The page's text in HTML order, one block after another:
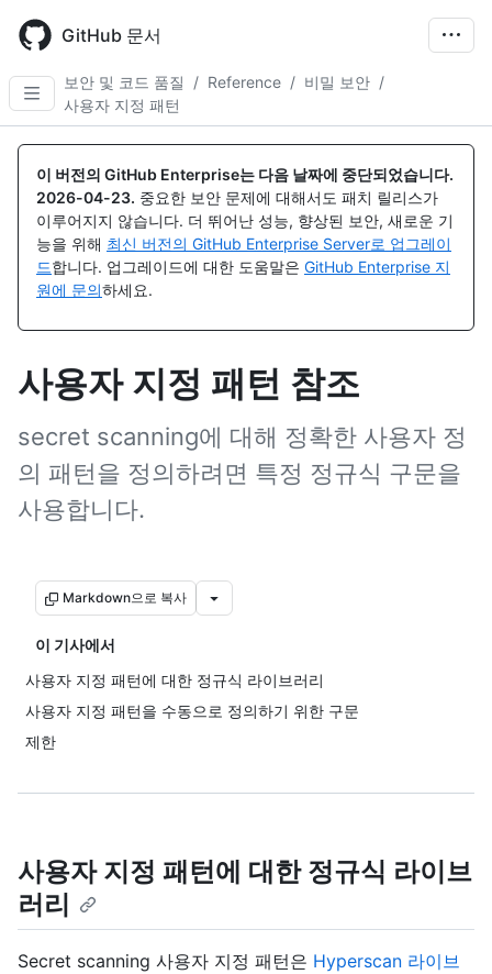
main
content
GitHub 문서
보안 및 코드 품질 / Reference / 비밀 보안 /
사용자 지정 패턴
이 버전의 GitHub Enterprise는 다음 날짜에 중단되었습니다.
2026-04-23. 중요한 보안 문제에 대해서도 패치 릴리스가
이루어지지 않습니다. 더 뛰어난 성능, 향상된 보안, 새로운 기
능을 위해 최신 버전의 GitHub Enterprise Server로 업그레이
드합니다. 업그레이드에 대한 도움말은 GitHub Enterprise 지
원에 문의하세요.
사용자 지정 패턴 참조
secret scanning에 대해 정확한 사용자 정
의 패턴을 정의하려면 특정 정규식 구문을
사용합니다.
Markdown으로 복사
이 기사에서
사용자 지정 패턴에 대한 정규식 라이브러리
사용자 지정 패턴을 수동으로 정의하기 위한 구문
제한
사용자 지정 패턴에 대한 정규식 라이브
러리
Secret scanning 사용자 지정 패턴은 Hyperscan 라이브